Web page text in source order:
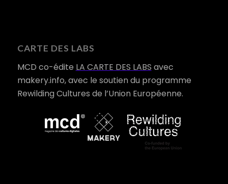
CARTE DES LABS
MCD co-édite LA CARTE DES LABS avec
makery.info, avec le soutien du programme
Rewilding Cultures de l’Union Européenne.